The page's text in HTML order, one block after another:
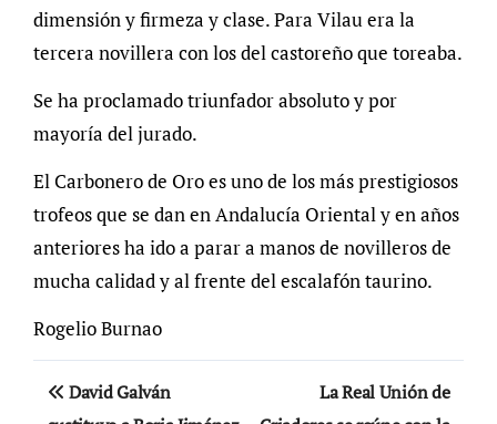
dimensión y firmeza y clase. Para Vilau era la
tercera novillera con los del castoreño que toreaba.
Se ha proclamado triunfador absoluto y por
mayoría del jurado.
El Carbonero de Oro es uno de los más prestigiosos
trofeos que se dan en Andalucía Oriental y en años
anteriores ha ido a parar a manos de novilleros de
mucha calidad y al frente del escalafón taurino.
Rogelio Burnao
Navegación
David Galván
La Real Unión de